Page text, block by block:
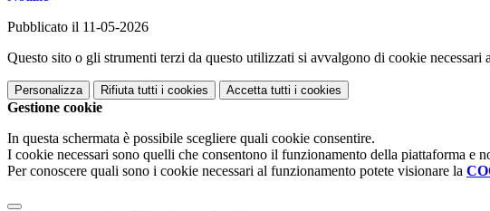
Pubblicato il 11-05-2026
Questo sito o gli strumenti terzi da questo utilizzati si avvalgono di cookie
Personalizza Rifiuta tutti i cookies Accetta tutti i cookies
Gestione cookie
In questa schermata è possibile scegliere quali cookie consentire.
I cookie necessari sono quelli che consentono il funzionamento della piattaforma e
Per conoscere quali sono i cookie necessari al funzionamento potete visionare la